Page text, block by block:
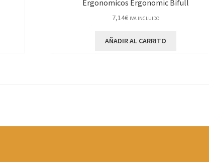
Ergonomicos Ergonomic Bifull
7,14€ IVA INCLUIDO
AÑADIR AL CARRITO